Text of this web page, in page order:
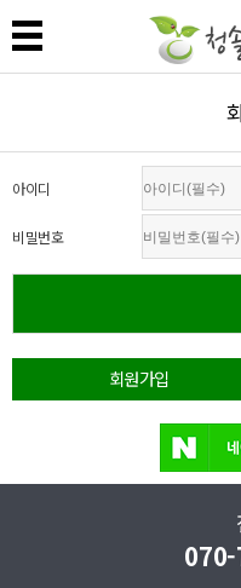
아이디
비밀번호
회원가입